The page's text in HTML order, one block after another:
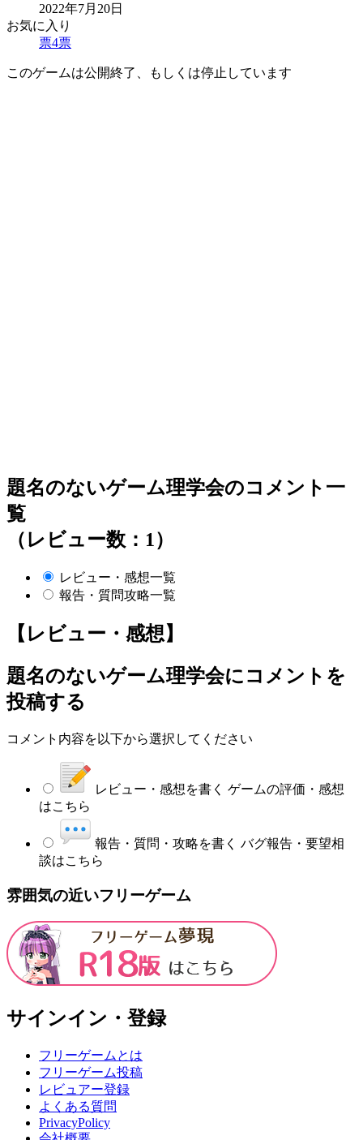
2022年7月20日
お気に入り
票4票
このゲームは公開終了、もしくは停止しています
題名のないゲーム理学会のコメント一
覧
（レビュー数：1）
レビュー・感想一覧
報告・質問攻略一覧
【レビュー・感想】
題名のないゲーム理学会にコメントを
投稿する
コメント内容を以下から選択してください
レビュー・感想を書く ゲームの評価・感想
はこちら
報告・質問・攻略を書く バグ報告・要望相
談はこちら
雰囲気の近いフリーゲーム
サインイン・登録
フリーゲームとは
フリーゲーム投稿
レビュアー登録
よくある質問
PrivacyPolicy